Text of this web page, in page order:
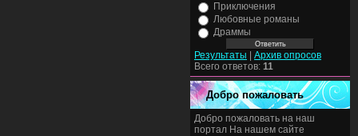
Приключения
Любовные романы
Драммы
Результаты
Архив опросов
Всего ответов: 11
Добро пожаловать
Добро пожаловать на наш
портал На нашем сайте